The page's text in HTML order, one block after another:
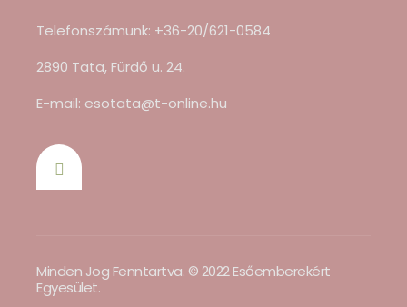
Telefonszámunk: +36-20/621-0584
2890 Tata, Fürdő u. 24.
E-mail: esotata@t-online.hu
Minden Jog Fenntartva. © 2022 Esőemberekért
Egyesület.